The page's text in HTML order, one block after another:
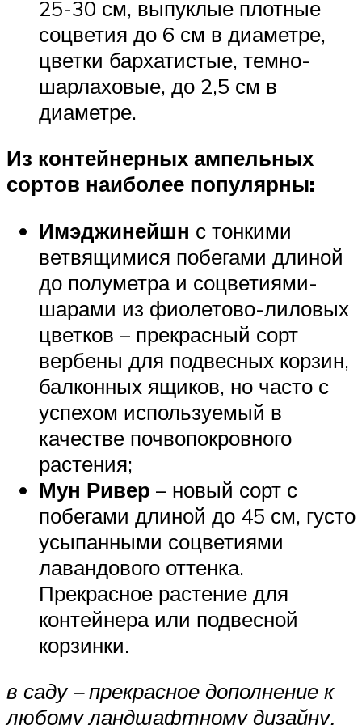
25-30 см, выпуклые плотные
соцветия до 6 см в диаметре,
цветки бархатистые, темно-
шарлаховые, до 2,5 см в
диаметре.
Из контейнерных ампельных
сортов наиболее популярны:
Имэджинейшн с тонкими
ветвящимися побегами длиной
до полуметра и соцветиями-
шарами из фиолетово-лиловых
цветков – прекрасный сорт
вербены для подвесных корзин,
балконных ящиков, но часто с
успехом используемый в
качестве почвопокровного
растения;
Мун Ривер – новый сорт с
побегами длиной до 45 см, густо
усыпанными соцветиями
лавандового оттенка.
Прекрасное растение для
контейнера или подвесной
корзинки.
в саду – прекрасное дополнение к
любому ландшафтному дизайну.